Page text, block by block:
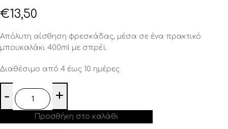
€13,50
Απόλυτη αίσθηση φρεσκάδας, μέσα σε ένα πρακτικό
μπουκαλάκι 400ml με σπρέϊ.
Διαθέσιμο από 4 έως 10 ημέρες
Προσθήκη στο καλάθι